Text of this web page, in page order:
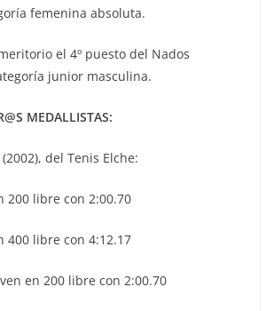
femenina absoluta.
el 4º puesto del Nados
junior masculina.
MEDALLISTAS:
(2002), del Tenis Elche:
200 libre con 2:00.70
400 libre con 4:12.17
en 200 libre con 2:00.70